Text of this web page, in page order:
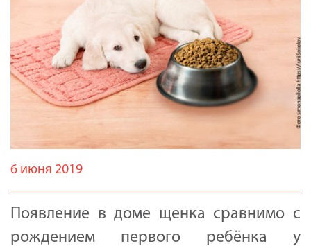
6 июня 2019
Появление в доме щенка сравнимо с
рождением первого ребёнка у